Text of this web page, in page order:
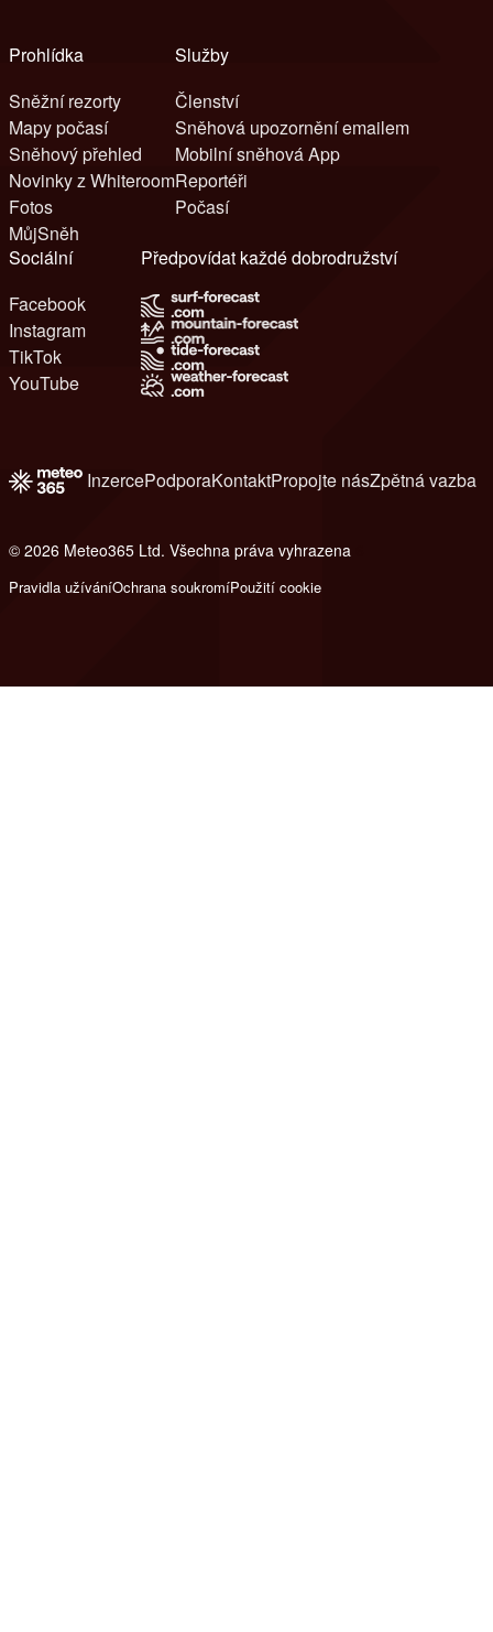
Prohlídka
Sněžní rezorty
Mapy počasí
Sněhový přehled
Novinky z Whiteroom
Fotos
MůjSněh
Služby
Členství
Sněhová upozornění emailem
Mobilní sněhová App
Reportéři
Počasí
Sociální
Facebook
Instagram
TikTok
YouTube
Předpovídat každé dobrodružství
InzercePodporaKontaktPropojte násZpětná vazba
© 2026 Meteo365 Ltd. Všechna práva vyhrazena
Pravidla užíváníOchrana soukromíPoužití cookie